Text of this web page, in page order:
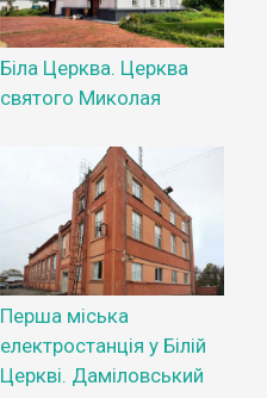
Біла Церква. Церква
святого Миколая
Перша міська
електростанція у Білій
Церкві. Даміловський